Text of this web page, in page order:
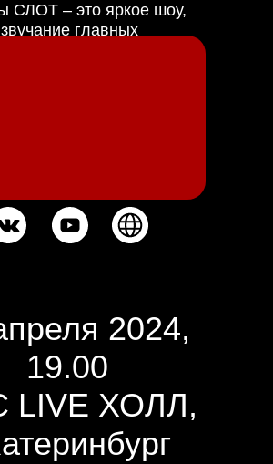
СЛОТ – это яркое шоу,
главных
2024,
19.00
LIVE ХОЛЛ,